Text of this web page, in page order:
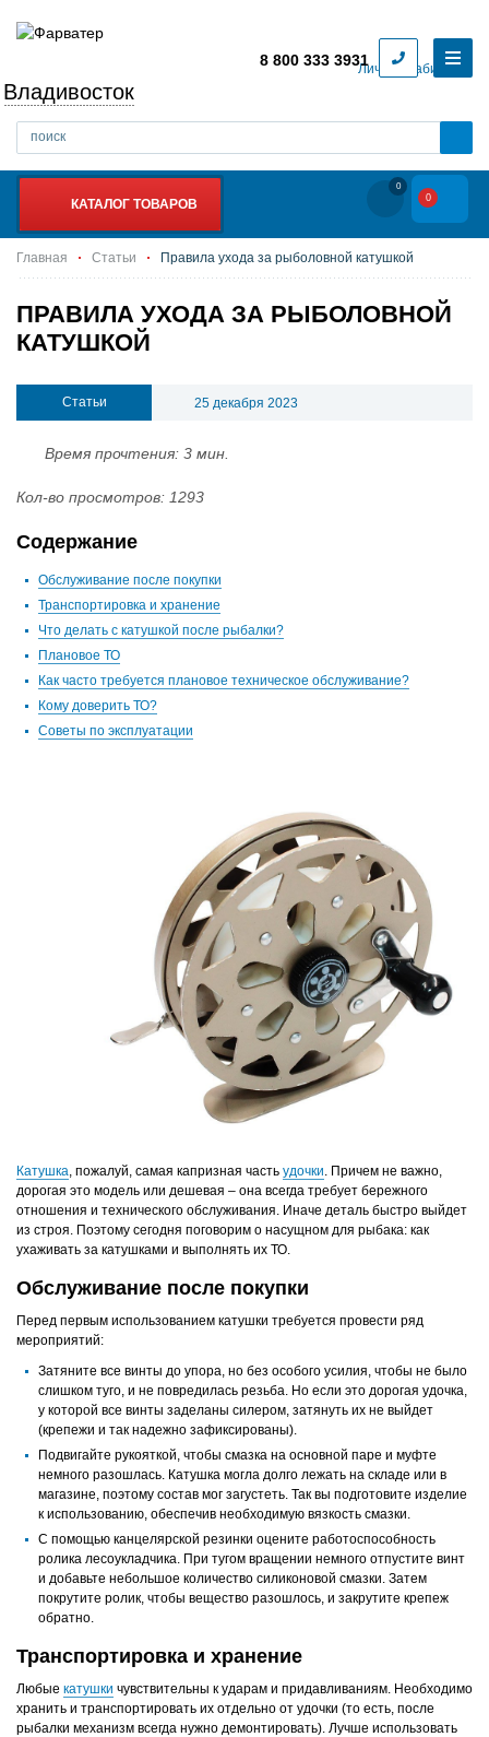
Личный кабинет
Владивосток
8 800 333 3931
КАТАЛОГ ТОВАРОВ
0
0
Главная Статьи Правила ухода за рыболовной катушкой
ПРАВИЛА УХОДА ЗА РЫБОЛОВНОЙ
КАТУШКОЙ
Статьи 25 декабря 2023
Время прочтения: 3 мин.
Кол-во просмотров: 1293
Содержание
Обслуживание после покупки
Транспортировка и хранение
Что делать с катушкой после рыбалки?
Плановое ТО
Как часто требуется плановое техническое обслуживание?
Кому доверить ТО?
Советы по эксплуатации
Катушка, пожалуй, самая капризная часть удочки. Причем не важно,
дорогая это модель или дешевая – она всегда требует бережного
отношения и технического обслуживания. Иначе деталь быстро выйдет
из строя. Поэтому сегодня поговорим о насущном для рыбака: как
ухаживать за катушками и выполнять их ТО.
Обслуживание после покупки
Перед первым использованием катушки требуется провести ряд
мероприятий:
Затяните все винты до упора, но без особого усилия, чтобы не было
слишком туго, и не повредилась резьба. Но если это дорогая удочка,
у которой все винты заделаны силером, затянуть их не выйдет
(крепежи и так надежно зафиксированы).
Подвигайте рукояткой, чтобы смазка на основной паре и муфте
немного разошлась. Катушка могла долго лежать на складе или в
магазине, поэтому состав мог загустеть. Так вы подготовите изделие
к использованию, обеспечив необходимую вязкость смазки.
С помощью канцелярской резинки оцените работоспособность
ролика лесоукладчика. При тугом вращении немного отпустите винт
и добавьте небольшое количество силиконовой смазки. Затем
покрутите ролик, чтобы вещество разошлось, и закрутите крепеж
обратно.
Транспортировка и хранение
Любые катушки чувствительны к ударам и придавливаниям. Необходимо
хранить и транспортировать их отдельно от удочки (то есть, после
рыбалки механизм всегда нужно демонтировать). Лучше использовать